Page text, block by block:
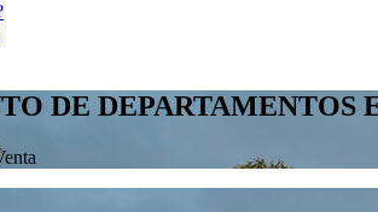
DE DEPARTAMENTOS